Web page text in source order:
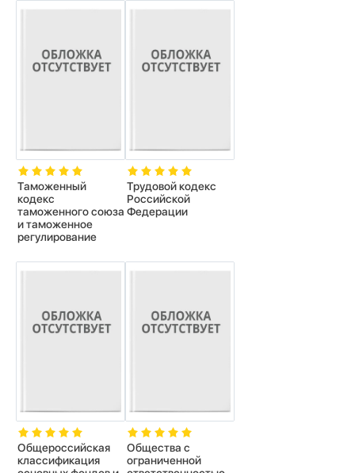
Таможенный
кодекс
таможенного союза
и таможенное
регулирование
Трудовой кодекс
Российской
Федерации
Общероссийская
классификация
Общества с
ограниченной